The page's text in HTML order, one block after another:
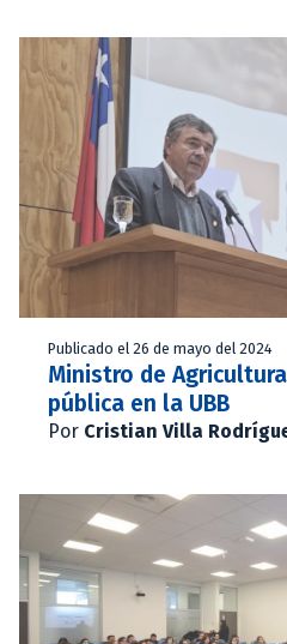
Publicado el 26 de mayo del 2024
Ministro de
pública en la UBB
Por Cristian Villa